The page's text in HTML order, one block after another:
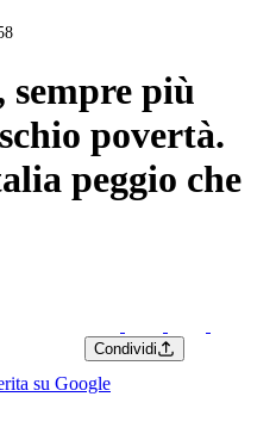
sempre più
povertà.
peggio che
Condividi
su Google